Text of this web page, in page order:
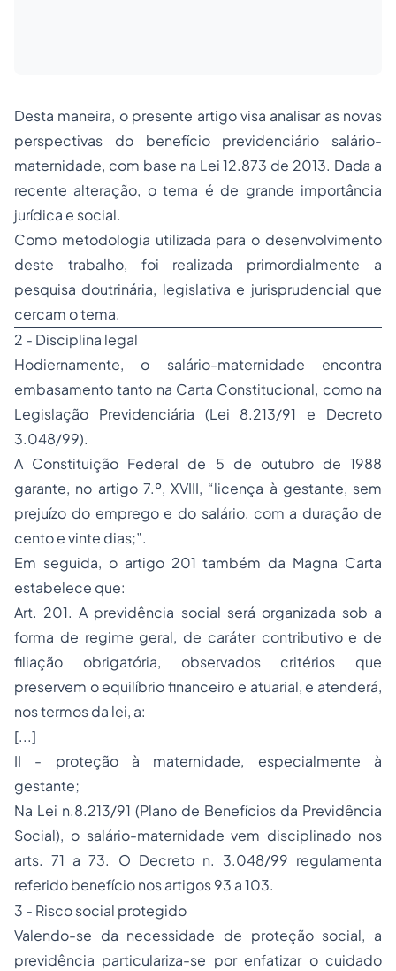
Desta maneira, o presente artigo visa analisar as novas
perspectivas do benefício previdenciário salário-
maternidade, com base na Lei 12.873 de 2013. Dada a
recente alteração, o tema é de grande importância
jurídica e social.
Como metodologia utilizada para o desenvolvimento
deste trabalho, foi realizada primordialmente a
pesquisa doutrinária, legislativa e jurisprudencial que
cercam o tema.
2 - Disciplina legal
Hodiernamente, o salário-maternidade encontra
embasamento tanto na Carta Constitucional, como na
Legislação Previdenciária (Lei 8.213/91 e Decreto
3.048/99).
A Constituição Federal de 5 de outubro de 1988
garante, no artigo 7.º, XVIII, “licença à gestante, sem
prejuízo do emprego e do salário, com a duração de
cento e vinte dias;”.
Em seguida, o artigo 201 também da Magna Carta
estabelece que:
Art. 201. A previdência social será organizada sob a
forma de regime geral, de caráter contributivo e de
filiação obrigatória, observados critérios que
preservem o equilíbrio financeiro e atuarial, e atenderá,
nos termos da lei, a:
[...]
II - proteção à maternidade, especialmente à
gestante;
Na Lei n.8.213/91 (Plano de Benefícios da Previdência
Social), o salário-maternidade vem disciplinado nos
arts. 71 a 73. O Decreto n. 3.048/99 regulamenta
referido benefício nos artigos 93 a 103.
3 - Risco social protegido
Valendo-se da necessidade de proteção social, a
previdência particulariza-se por enfatizar o cuidado